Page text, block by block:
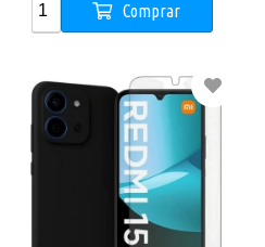
Comprar